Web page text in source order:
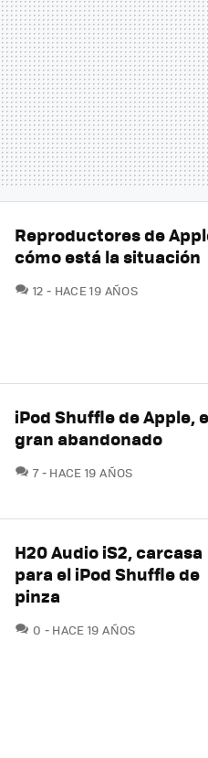
Reproductores de
cómo está la situación
12 COMENTARIOS
HACE 19 AÑOS
iPod Shuffle de Apple,
gran abandonado
7COMENTARIOS
HACE 19 AÑOS
H20 Audio iS2, carcasa
para el iPod Shuffle de
pinza
0 COMENTARIOS
HACE 19 AÑOS